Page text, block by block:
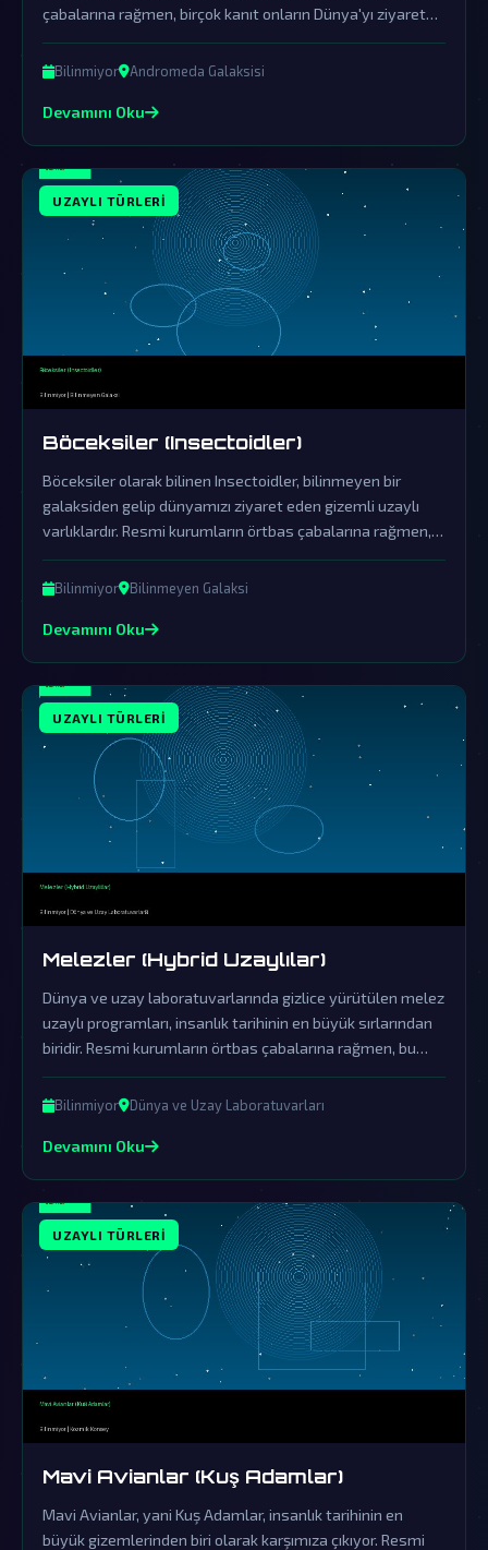
çabalarına rağmen, birçok kanıt onların Dünya'yı ziyaret
ettiğini göstermektedir.
Bilinmiyor Andromeda Galaksisi
Devamını Oku
UZAYLI TÜRLERI
Böceksiler (Insectoidler)
Böceksiler olarak bilinen Insectoidler, bilinmeyen bir
galaksiden gelip dünyamızı ziyaret eden gizemli uzaylı
varlıklardır. Resmi kurumların örtbas çabalarına rağmen,
bu böceksi uzaylı türünün gerçekliği ve amaçları üzerine
sayısız komplo teorisi dolaşmaktadır.
Bilinmiyor Bilinmeyen Galaksi
Devamını Oku
UZAYLI TÜRLERI
Melezler (Hybrid Uzaylılar)
Dünya ve uzay laboratuvarlarında gizlice yürütülen melez
uzaylı programları, insanlık tarihinin en büyük sırlarından
biridir. Resmi kurumların örtbas çabalarına rağmen, bu
hybrid varlıkların varlığına dair deliller giderek artmaktadır.
Bilinmiyor Dünya ve Uzay Laboratuvarları
Devamını Oku
UZAYLI TÜRLERI
Mavi Avianlar (Kuş Adamlar)
Mavi Avianlar, yani Kuş Adamlar, insanlık tarihinin en
büyük gizemlerinden biri olarak karşımıza çıkıyor. Resmi